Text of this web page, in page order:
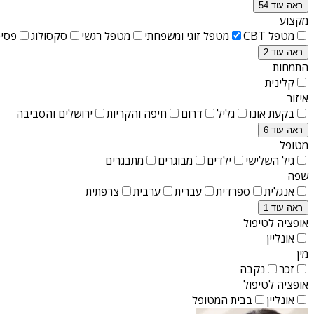
ראה עוד 54
מקצוע
מטפל CBT
מטפל זוגי ומשפחתי מטפל רגשי סקסולוג
ראה עוד 2
התמחות
קלינית
איזור
בקעת אונו
גליל דרום חיפה והקריות ירושלים והסביבה
ראה עוד 6
מטופל
גיל השלישי
ילדים מבוגרים
מתבגרים
שפה
אנגלית
ספרדית עברית ערבית צרפתית
ראה עוד 1
אופציה לטיפול
אונליין
מין
זכר
נקבה
אופציה לטיפול
אונליין
בבית המטופל